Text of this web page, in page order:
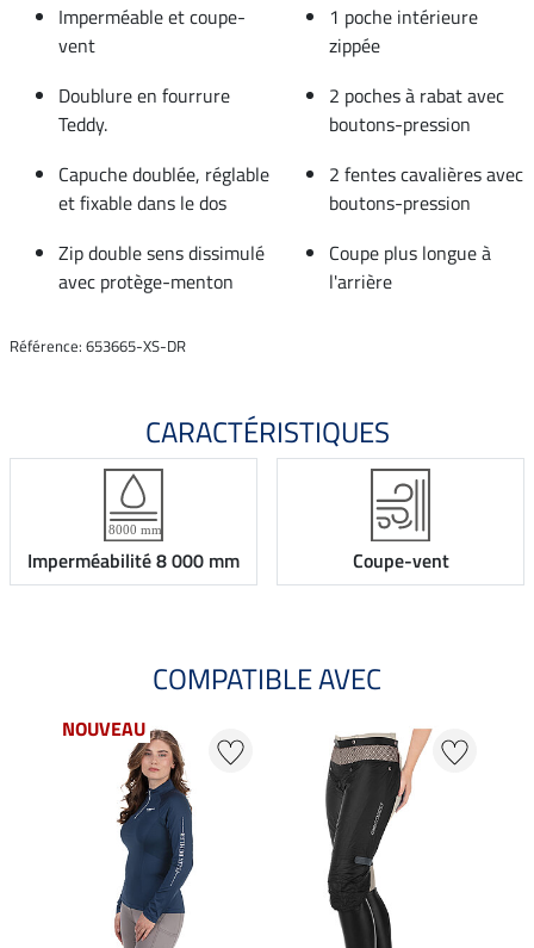
Imperméable et coupe-
vent
1 poche intérieure
zippée
Doublure en fourrure
Teddy.
2 poches à rabat avec
boutons-pression
Capuche doublée, réglable
et fixable dans le dos
2 fentes cavalières avec
boutons-pression
Zip double sens dissimulé
avec protège-menton
Coupe plus longue à
l'arrière
Référence: 653665-XS-DR
CARACTÉRISTIQUES
Imperméabilité 8 000 mm Coupe-vent
COMPATIBLE AVEC
NOUVEAU